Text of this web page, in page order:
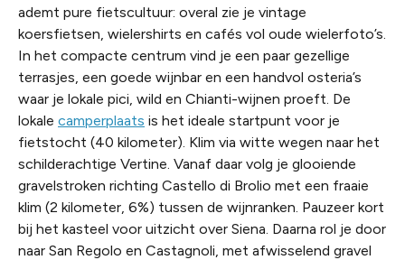
ademt pure fietscultuur: overal zie je vintage
koersfietsen, wielershirts en cafés vol oude wielerfoto’s.
In het compacte centrum vind je een paar gezellige
terrasjes, een goede wijnbar en een handvol osteria’s
waar je lokale pici, wild en Chianti-wijnen proeft. De
lokale camperplaats is het ideale startpunt voor je
fietstocht (40 kilometer). Klim via witte wegen naar het
schilderachtige Vertine. Vanaf daar volg je glooiende
gravelstroken richting Castello di Brolio met een fraaie
klim (2 kilometer, 6%) tussen de wijnranken. Pauzeer kort
bij het kasteel voor uitzicht over Siena. Daarna rol je door
naar San Regolo en Castagnoli, met afwisselend gravel